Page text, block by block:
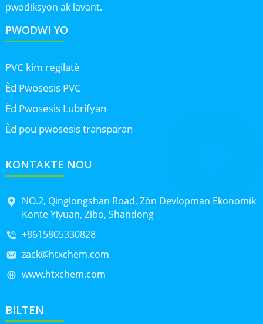
pwodiksyon ak lavant.
PWODWI YO
PVC kim regilatè
Èd Pwosesis PVC
Èd Pwosesis Lubrifyan
Èd pou pwosesis transparan
KONTAKTE NOU
NO.2, Qinglongshan Road, Zòn Devlopman Ekonomik
Konte Yiyuan, Zibo, Shandong
+8615805330828
zack@htxchem.com
www.htxchem.com
BILTEN